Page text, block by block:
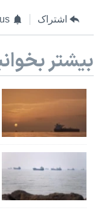
اشتراک
بیشتر